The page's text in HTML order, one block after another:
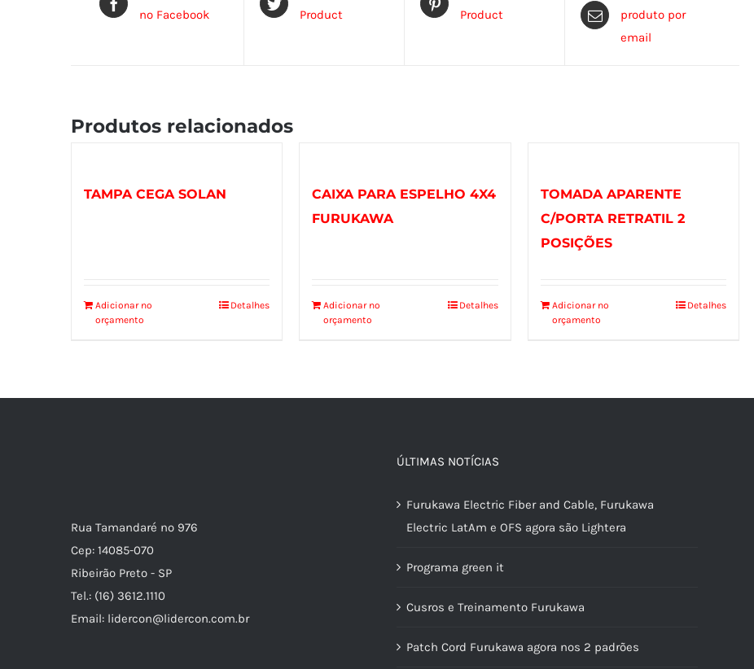
no Facebook
Product
Product
produto por
email
Produtos relacionados
TAMPA CEGA SOLAN
Adicionar no
orçamento
Detalhes
CAIXA PARA ESPELHO 4X4
FURUKAWA
Adicionar no
orçamento
Detalhes
TOMADA APARENTE
C/PORTA RETRATIL 2
POSIÇÕES
Adicionar no
orçamento
Detalhes
Rua Tamandaré nº 976
Cep: 14085-070
Ribeirão Preto - SP
Tel.: (16) 3612.1110
Email: lidercon@lidercon.com.br
ÚLTIMAS NOTÍCIAS
Furukawa Electric Fiber and Cable, Furukawa
Electric LatAm e OFS agora são Lightera
Programa green it
Cusros e Treinamento Furukawa
Patch Cord Furukawa agora nos 2 padrões